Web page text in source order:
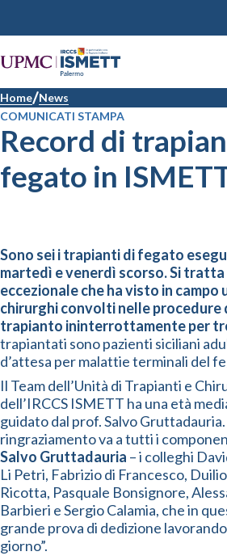
Home News
COMUNICATI STAMPA
Record di
fegato in
Sono sei i trapianti di fegato
martedì e venerdì scorso. Si
eccezionale che ha visto in campo
chirurghi convolti nelle procedure
trapianto ininterrottamente per
trapiantati sono pazienti siciliani
d’attesa per malattie terminali del
Il Team dell’Unità di Trapianti e
dell’IRCCS ISMETT ha una età
guidato dal prof. Salvo
ringraziamento va a tutti i
Salvo Gruttadauria – i colleghi
Li Petri, Fabrizio di Francesco,
Ricotta, Pasquale Bonsignore,
Barbieri e Sergio Calamia, che in
grande prova di dedizione
giorno”.